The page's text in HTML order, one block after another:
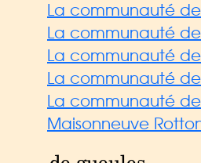
La communauté
La communauté
La communauté
La communauté
La communauté
Maisonneuve